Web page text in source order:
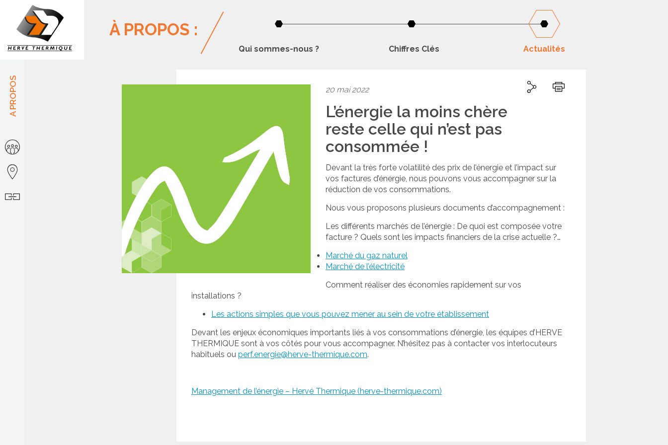
A PROPOS
À PROPOS :
Qui sommes-nous ? Chiffres Clés Actualités
Partager
Partager sur Linkedin
Partager sur Twitter
Imprimer
20 mai 2022
L’énergie la moins chère
reste celle qui n’est pas
consommée !
Devant la très forte volatilité des prix de l’énergie et l’impact sur
vos factures d’énergie, nous pouvons vous accompagner sur la
réduction de vos consommations.
Nous vous proposons plusieurs documents d’accompagnement :
Les différents marchés de l’énergie : De quoi est composée votre
facture ? Quels sont les impacts financiers de la crise actuelle ?…
Marché du gaz naturel
Marché de l’électricité
Comment réaliser des économies rapidement sur vos
installations ?
Les actions simples que vous pouvez mener au sein de votre établissement
Devant les enjeux économiques importants liés à vos consommations d’énergie, les équipes d’HERVE
THERMIQUE sont à vos côtés pour vous accompagner. N’hésitez pas à contacter vos interlocuteurs
habituels ou perf.energie@herve-thermique.com.
Management de l’énergie – Hervé Thermique (herve-thermique.com)
Panneau de gestion des cookies